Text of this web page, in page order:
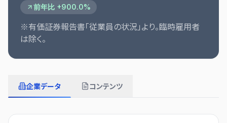
前年比 +900.0%
※有価証券報告書「従業員の状況」より。臨時雇用者
は除く。
企業データ コンテンツ